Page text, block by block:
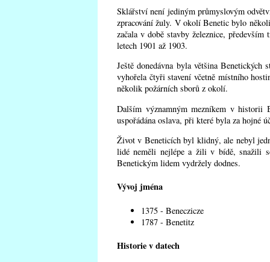
Sklářství není jediným průmyslovým
zpracování žuly. V okolí Benetic bylo
začala v době stavby železnice,
letech 1901 až 1903.
Ještě donedávna byla většina
vyhořela čtyři stavení včetně místního
několik požárních sborů z okolí.
Dalším významným mezníkem v historii
uspořádána oslava, při které byla za hojné
Život v Beneticích byl klidný, ale nebyl
lidé neměli nejlépe a žili v bídě, snažili
Benetickým lidem vydržely dodnes.
Vývoj jména
1375 - Beneczicze
1787 - Benetitz
Historie v datech